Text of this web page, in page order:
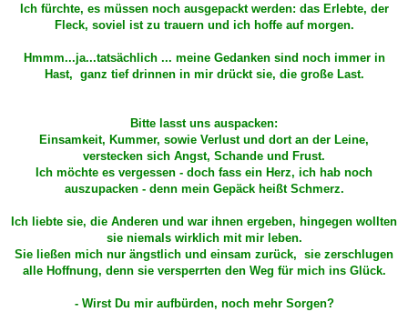
Ich fürchte, es müssen noch ausgepackt werden: das Erlebte, der
Fleck, soviel ist zu trauern und ich hoffe auf morgen.
Hmmm...ja...tatsächlich ... meine Gedanken sind noch immer in
Hast, ganz tief drinnen in mir drückt sie, die große Last.
Bitte lasst uns auspacken:
Einsamkeit, Kummer, sowie Verlust und dort an der Leine,
verstecken sich Angst, Schande und Frust.
Ich möchte es vergessen - doch fass ein Herz, ich hab noch
auszupacken - denn mein Gepäck heißt Schmerz.
Ich liebte sie, die Anderen und war ihnen ergeben, hingegen wollten
sie niemals wirklich mit mir leben.
Sie ließen mich nur ängstlich und einsam zurück, sie zerschlugen
alle Hoffnung, denn sie versperrten den Weg für mich ins Glück.
- Wirst Du mir aufbürden, noch mehr Sorgen?